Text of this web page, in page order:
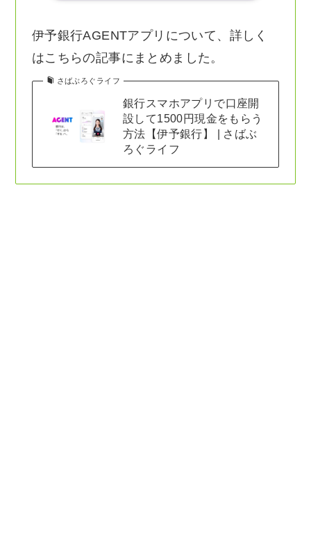
伊予銀行AGENTアプリについて、詳しく
はこちらの記事にまとめました。
さばぶろぐライフ
銀行スマホアプリで口座開
設して1500円現金をもらう
方法【伊予銀行】 | さばぶ
ろぐライフ